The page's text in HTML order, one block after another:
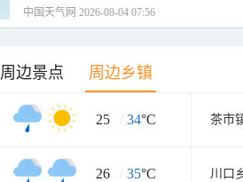
中国天气网 2026-08-04 07:56
周边景点 周边乡镇
25 / 34°C 茶市
26 / 35°C 川口